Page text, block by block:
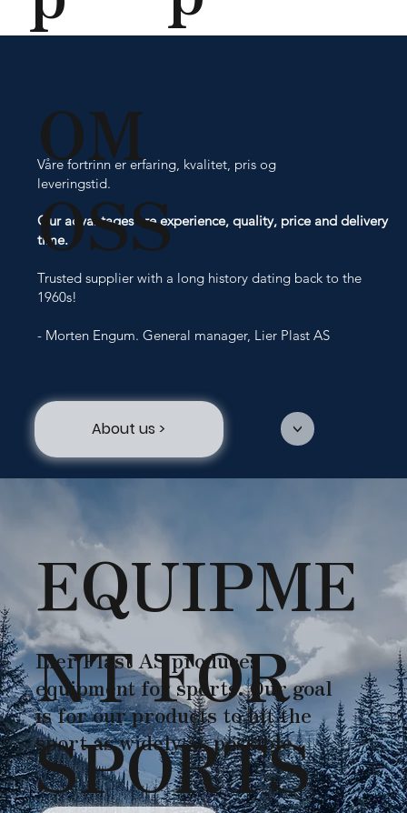
Våre fortrinn er erfaring, kvalitet, pris og
leveringstid.
Our advantages are experience, quality, price and delivery
time.
Trusted supplier with a long history dating back to the
1960s! ​
- Morten Engum. General manager, Lier Plast AS
About us > <
OM
OSS
EQUIPME
NT FOR
SPORTS
Lier Plast AS produces
equipment for sports. Our goal
is for our products to hit the
sport as widely as possible.